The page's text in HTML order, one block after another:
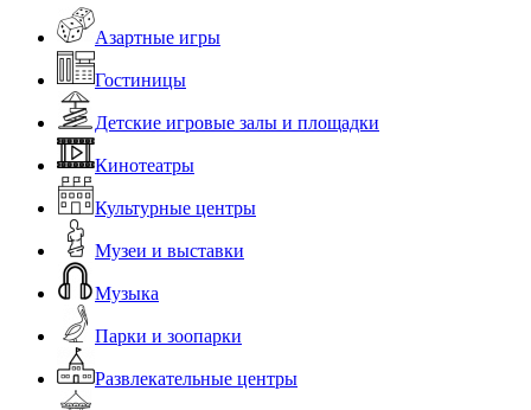
Азартные игры
Гостиницы
Детские игровые залы и площадки
Кинотеатры
Культурные центры
Музеи и выставки
Музыка
Парки и зоопарки
Развлекательные центры